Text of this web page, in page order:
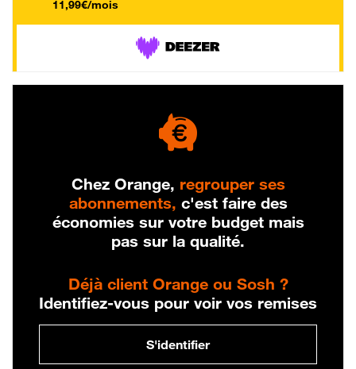
11,99€/mois
Chez Orange, regrouper ses
abonnements, c'est faire des
économies sur votre budget mais
pas sur la qualité.
Déjà client Orange ou Sosh ?
Identifiez-vous pour voir vos remises
S'identifier